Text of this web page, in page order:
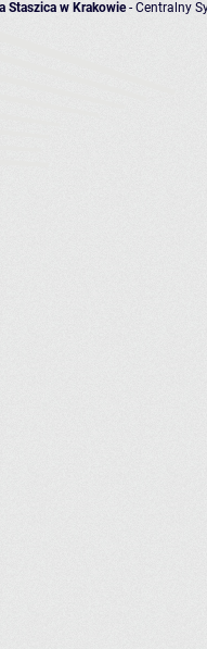
Staszica w Krakowie- Centralny